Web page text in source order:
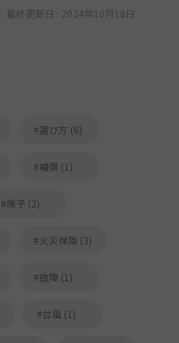
最終更新日 : 2024年10月18日
選び方 (6)
補償 (1)
端子 (2)
火災保険 (3)
故障 (1)
台風 (1)